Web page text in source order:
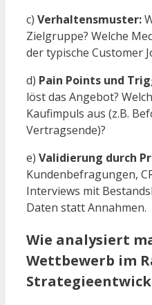
c) Verhaltensmuster:
Zielgruppe? Welche
der typische Customer
d) Pain Points und
löst das Angebot?
Kaufimpuls aus (z.B.
Vertragsende)?
e) Validierung durch
Kundenbefragungen,
Interviews mit
Daten statt Annahmen.
Wie analysiert
Wettbewerb im